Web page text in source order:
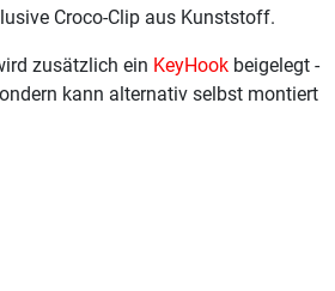
Croco-Clip aus Kunststoff.
zusätzlich ein KeyHook beigelegt -
kann alternativ selbst montiert